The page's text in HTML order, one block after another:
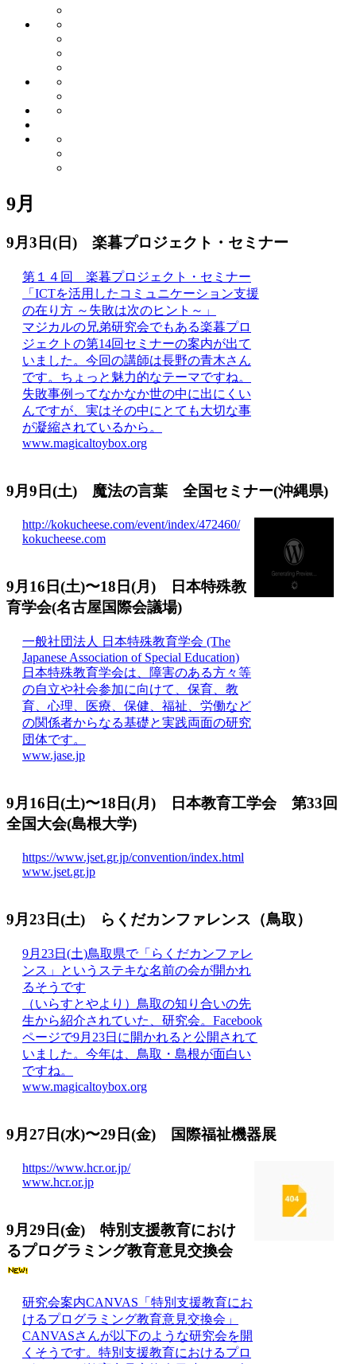
9月
9月3日(日) 楽暮プロジェクト・セミナー
第１４回 楽暮プロジェクト・セミナー
「ICTを活用したコミュニケーション支援
の在り方 ～失敗は次のヒント～」
マジカルの兄弟研究会でもある楽暮プロ
ジェクトの第14回セミナーの案内が出て
いました。今回の講師は長野の青木さん
です。ちょっと魅力的なテーマですね。
失敗事例ってなかなか世の中に出にくい
んですが、実はその中にとても大切な事
が凝縮されているから。
www.magicaltoybox.org
9月9日(土) 魔法の言葉 全国セミナー(沖縄県)
http://kokucheese.com/event/index/472460/
kokucheese.com
9月16日(土)〜18日(月) 日本特殊教
育学会(名古屋国際会議場)
一般社団法人 日本特殊教育学会 (The
Japanese Association of Special Education)
日本特殊教育学会は、障害のある方々等
の自立や社会参加に向けて、保育、教
育、心理、医療、保健、福祉、労働など
の関係者からなる基礎と実践両面の研究
団体です。
www.jase.jp
9月16日(土)〜18日(月) 日本教育工学会 第33回
全国大会(島根大学)
https://www.jset.gr.jp/convention/index.html
www.jset.gr.jp
9月23日(土) らくだカンファレンス（鳥取）
9月23日(土)鳥取県で「らくだカンファレ
ンス」というステキな名前の会が開かれ
るそうです
（いらすとやより）鳥取の知り合いの先
生から紹介されていた、研究会。Facebook
ページで9月23日に開かれると公開されて
いました。今年は、鳥取・島根が面白い
ですね。
www.magicaltoybox.org
9月27日(水)〜29日(金) 国際福祉機器展
https://www.hcr.or.jp/
www.hcr.or.jp
9月29日(金) 特別支援教育におけ
るプログラミング教育意見交換会
研究会案内CANVAS「特別支援教育にお
けるプログラミング教育意見交換会」
CANVASさんが以下のような研究会を開
くそうです。特別支援教育におけるプロ